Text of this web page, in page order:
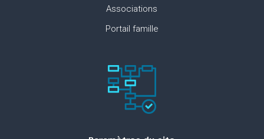
Associations
Portail famille